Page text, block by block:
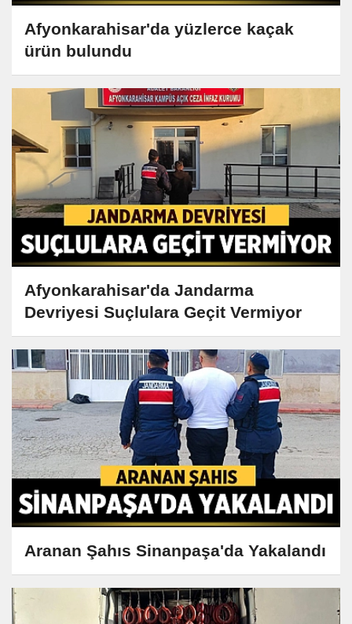
Afyonkarahisar'da yüzlerce kaçak
ürün bulundu
Afyonkarahisar'da Jandarma
Devriyesi Suçlulara Geçit Vermiyor
Aranan Şahıs Sinanpaşa'da Yakalandı